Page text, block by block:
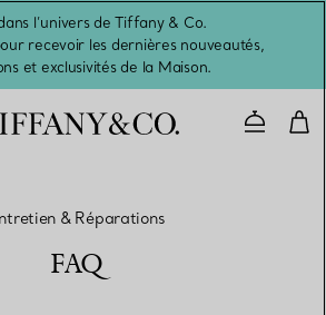
l’univers de Tiffany & Co.
recevoir les dernières nouveautés,
et exclusivités de la Maison.
& Réparations
FAQ